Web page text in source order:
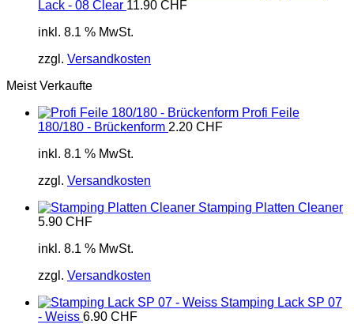
Lack - 08 Clear 11.90 CHF
inkl. 8.1 % MwSt.
zzgl. Versandkosten
Meist Verkaufte
Profi Feile
180/180 - Brückenform 2.20 CHF
inkl. 8.1 % MwSt.
zzgl. Versandkosten
Stamping Platten Cleaner
5.90 CHF
inkl. 8.1 % MwSt.
zzgl. Versandkosten
Stamping Lack SP 07
- Weiss 6.90 CHF